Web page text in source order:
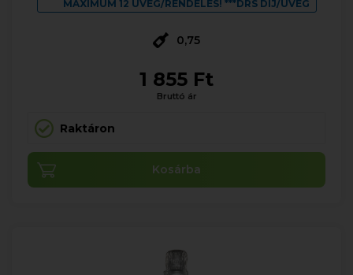
MAXIMUM 12 ÜVEG/RENDELÉS! ***DRS DÍJ/ÜVEG
0,75
1 855 Ft
Bruttó ár
Raktáron
Kosárba